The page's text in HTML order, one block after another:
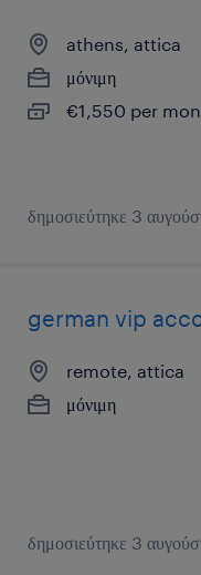
athens, attica
μόνιμη
€1,550 per
δημοσιεύτηκε 3
german vip
remote, attica
μόνιμη
δημοσιεύτηκε 3